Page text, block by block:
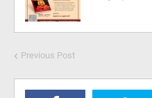
Previous Post